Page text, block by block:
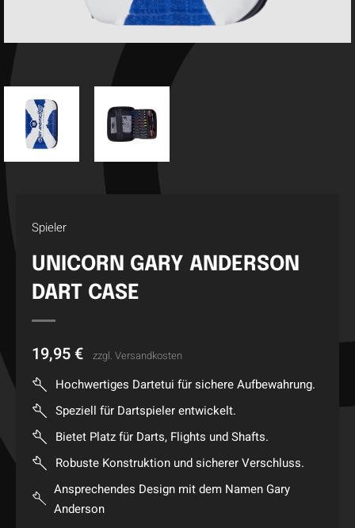
Spieler
UNICORN GARY ANDERSON
DART CASE
19,95 € zzgl. Versandkosten
Hochwertiges Dartetui für sichere Aufbewahrung.
Speziell für Dartspieler entwickelt.
Bietet Platz für Darts, Flights und Shafts.
Robuste Konstruktion und sicherer Verschluss.
Ansprechendes Design mit dem Namen Gary
Anderson